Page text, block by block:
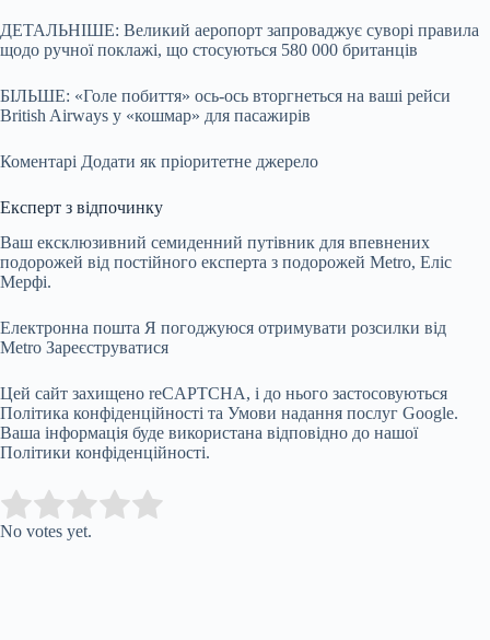
ДЕТАЛЬНІШЕ: Великий аеропорт запроваджує суворі правила
щодо ручної поклажі, що стосуються 580 000 британців
БІЛЬШЕ: «Голе побиття» ось-ось вторгнеться на ваші рейси
British Airways у «кошмар» для пасажирів
Коментарі Додати як пріоритетне джерело
Експерт з відпочинку
Ваш ексклюзивний семиденний путівник для впевнених
подорожей від постійного експерта з подорожей Metro, Еліс
Мерфі.
Електронна пошта Я погоджуюся отримувати розсилки від
Metro Зареєструватися
Цей сайт захищено reCAPTCHA, і до нього застосовуються
Політика конфіденційності та Умови надання послуг Google.
Ваша інформація буде використана відповідно до нашої
Політики конфіденційності.
Rate this item:
No votes yet.